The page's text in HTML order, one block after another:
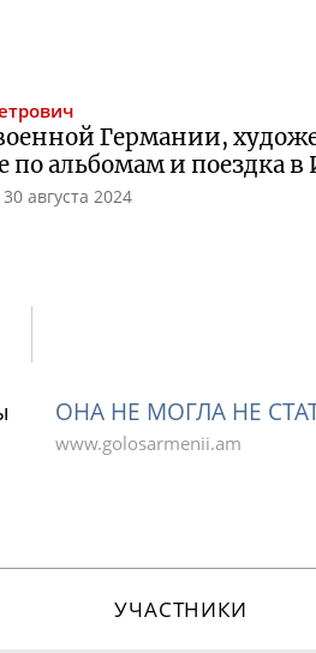
Германии,
по альбомам и поездка
30 августа 2024
ОНА НЕ МОГЛА НЕ
www.golosarmenii.am
УЧАСТНИКИ